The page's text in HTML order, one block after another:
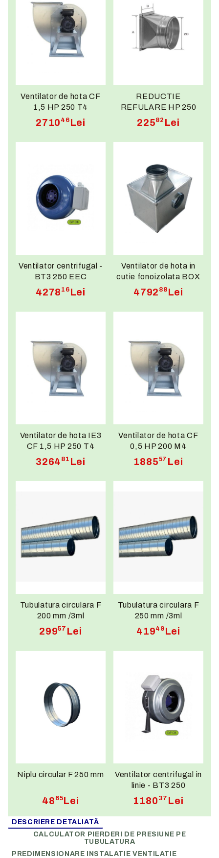
Ventilator de hota CF
1,5 HP 250 T4
2710 46 Lei
REDUCTIE
REFULARE HP 250
22582 Lei
Ventilator centrifugal -
BT3 250 EEC
4278 16 Lei
Ventilator de hota in
cutie fonoizolata BOX
CF 1,5 HP 250 T4
4792 88 Lei
Ventilator de hota IE3
CF 1,5 HP 250 T4
3264 81 Lei
Ventilator de hota CF
0,5 HP 200 M4
188557 Lei
Tubulatura circulara F
200 mm /3ml
29957 Lei
Tubulatura circulara F
250 mm /3ml
41949 Lei
Niplu circular F 250 mm
48 65Lei
Ventilator centrifugal in
linie - BT3 250
1180 37 Lei
DESCRIERE DETALIATĂ
CALCULATOR PIERDERI DE PRESIUNE PE
TUBULATURA
PREDIMENSIONARE INSTALATIE VENTILATIE